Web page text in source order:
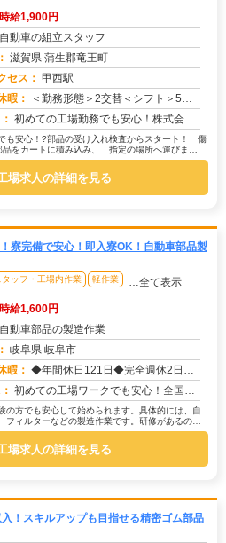
時給1,900円
自動車の組立スタッフ
滋賀県 蒲生郡竜王町
セス： 甲西駅
暇：
＜勤務形態＞2交替＜シフト＞5勤2休＜休日＞工場カレンダーによる/長期休暇/GW /夏季/ 年末年始
初めての工場勤務でも安心！株式会社京栄センターで新しい一歩を踏み出しませんか？→未経験者多数活躍中！先輩たちも最初...
も安心！?部品の受け入れ検査からスタート！ 傷
をカートに積み込み、 指定の場所へ運びま
場求人の詳細を見る
寮完備で安心！即入寮OK！自動車部品製
タッフ・工場内作業 軽作業 …全て表示
時給1,600円
自動車部品の製造作業
岐阜県 岐阜市
暇： ◆年間休日121日◆完全週休2日制（土曜日、日曜日）◆GW◆夏季◆年末年始休暇 ◆年次有給休暇
初めての工場ワークでも安心！全国各地の求人から、あなたにピッタリのお仕事をご紹介！未経験者多数活躍中なので、安心し...
の方でも安心して始められます。具体的には、自
フィルターなどの製造作業です。研修があるの
...
場求人の詳細を見る
！スキルアップも目指せる精密ゴム部品